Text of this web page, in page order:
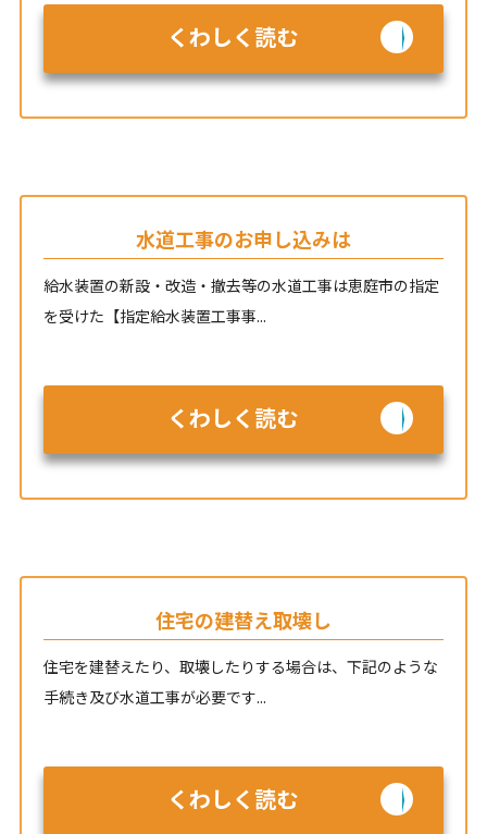
くわしく読む
水道工事のお申し込みは
給水装置の新設・改造・撤去等の水道工事は恵庭市の指定
を受けた【指定給水装置工事事...
くわしく読む
住宅の建替え取壊し
住宅を建替えたり、取壊したりする場合は、下記のような
手続き及び水道工事が必要です...
くわしく読む